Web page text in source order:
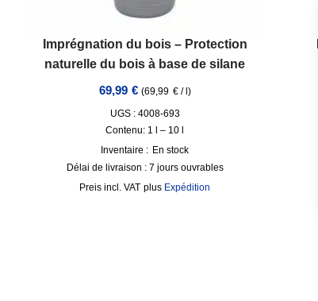
Imprégnation du bois – Protection
naturelle du bois à base de silane
69,99 € (69,99 €/l)
UGS : 4008-693
Contenu: 1
– 10
Inventaire : En stock
Délai de livraison : 7 jours ouvrables
incl. VAT plus Expédition